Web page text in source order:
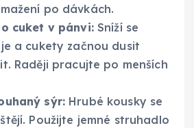
po dávkách.
cuket v pánvi:Sníží se
a cukety začnou dusit
Raději pracujte po menších
sýr: Hrubé kousky se
Použijte jemné struhadlo